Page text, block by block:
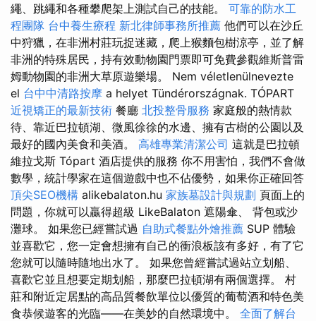
繩、跳繩和各種攀爬架上測試自己的技能。 可靠的防水工
程團隊 台中養生療程 新北律師事務所推薦 他們可以在沙丘
中狩獵，在非洲村莊玩捉迷藏，爬上猴麵包樹涼亭，並了解
非洲的特殊居民，持有效動物園門票即可免費參觀維斯普雷
姆動物園的非洲大草原遊樂場。 Nem véletlenülnevezte
el 台中中清路按摩 a helyet Tündérországnak. TÓPART
近視矯正的最新技術 餐廳 北投整骨服務 家庭般的熱情款
待、靠近巴拉頓湖、微風徐徐的水邊、擁有古樹的公園以及
最好的國內美食和美酒。 高雄專業清潔公司 這就是巴拉頓
維拉戈斯 Tópart 酒店提供的服務 你不用害怕，我們不會做
數學，統計學家在這個遊戲中也不佔優勢，如果你正確回答
頂尖SEO機構 alikebalaton.hu 家族墓設計與規劃 頁面上的
問題，你就可以贏得超級 LikeBalaton 遮陽傘、 背包或沙
灘球。 如果您已經嘗試過 自助式餐點外燴推薦 SUP 體驗
並喜歡它，您一定會想擁有自己的衝浪板該有多好，有了它
您就可以隨時隨地出水了。 如果您曾經嘗試過站立划船、
喜歡它並且想要定期划船，那麼巴拉頓湖有兩個選擇。 村
莊和附近定居點的高品質餐飲單位以優質的葡萄酒和特色美
食恭候遊客的光臨——在美妙的自然環境中。 全面了解台